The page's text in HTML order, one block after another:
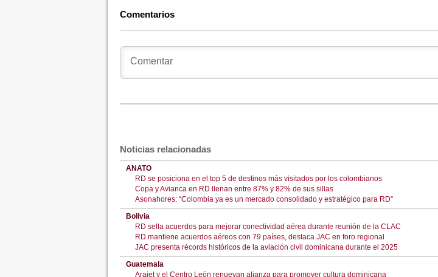
Comentarios
Noticias relacionadas
ANATO
RD se posiciona en el top 5 de destinos más visitados por los colombianos
Copa y Avianca en RD llenan entre 87% y 82% de sus sillas
Asonahores: “Colombia ya es un mercado consolidado y estratégico para RD”
Bolivia
RD sella acuerdos para mejorar conectividad aérea durante reunión de la CLAC
RD mantiene acuerdos aéreos con 79 países, destaca JAC en foro regional
JAC presenta récords históricos de la aviación civil dominicana durante el 2025
Guatemala
Arajet y el Centro León renuevan alianza para promover cultura dominicana